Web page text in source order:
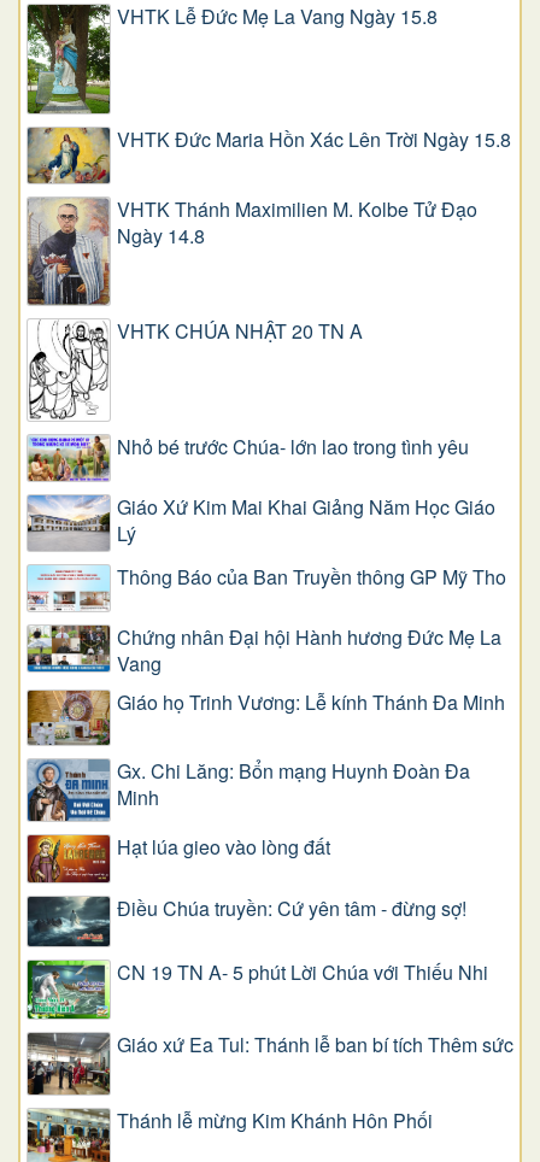
VHTK Lễ Đức Mẹ La Vang Ngày 15.8
VHTK Đức Maria Hồn Xác Lên Trời Ngày 15.8
VHTK Thánh Maximilien M. Kolbe Tử Đạo
Ngày 14.8
VHTK CHÚA NHẬT 20 TN A
Nhỏ bé trước Chúa- lớn lao trong tình yêu
Giáo Xứ Kim Mai Khai Giảng Năm Học Giáo
Lý
Thông Báo của Ban Truyền thông GP Mỹ Tho
Chứng nhân Đại hội Hành hương Đức Mẹ La
Vang
Giáo họ Trinh Vương: Lễ kính Thánh Đa Minh
Gx. Chi Lăng: Bổn mạng Huynh Đoàn Đa
Minh
Hạt lúa gieo vào lòng đất
Điều Chúa truyền: Cứ yên tâm - đừng sợ!
CN 19 TN A- 5 phút Lời Chúa với Thiếu Nhi
Giáo xứ Ea Tul: Thánh lễ ban bí tích Thêm sức
Thánh lễ mừng Kim Khánh Hôn Phối